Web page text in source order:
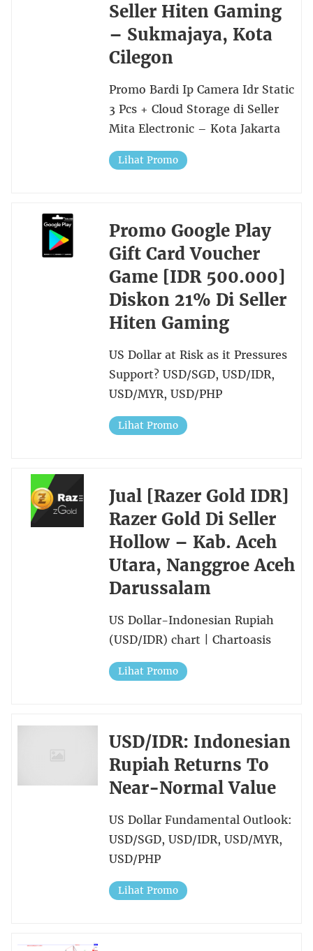
Seller Hiten Gaming
– Sukmajaya, Kota
Cilegon
Promo Bardi Ip Camera Idr Static
3 Pcs + Cloud Storage di Seller
Mita Electronic – Kota Jakarta
Lihat Promo
Promo Google Play
Gift Card Voucher
Game [IDR 500.000]
Diskon 21% Di Seller
Hiten Gaming
US Dollar at Risk as it Pressures
Support? USD/SGD, USD/IDR,
USD/MYR, USD/PHP
Lihat Promo
Jual [Razer Gold IDR]
Razer Gold Di Seller
Hollow – Kab. Aceh
Utara, Nanggroe Aceh
Darussalam
US Dollar-Indonesian Rupiah
(USD/IDR) chart | Chartoasis
Lihat Promo
USD/IDR: Indonesian
Rupiah Returns To
Near-Normal Value
US Dollar Fundamental Outlook:
USD/SGD, USD/IDR, USD/MYR,
USD/PHP
Lihat Promo